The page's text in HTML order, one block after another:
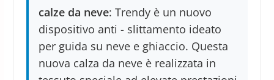
calze da neve: Trendy è un nuovo
dispositivo anti - slittamento ideato
per guida su neve e ghiaccio. Questa
nuova calza da neve è realizzata in